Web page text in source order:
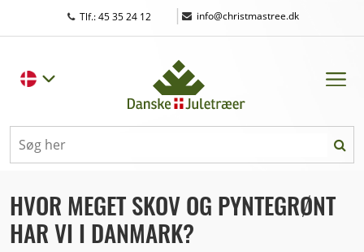
Tlf.: 45 35 24 12 | info@christmastree.dk
HVOR MEGET SKOV OG PYNTEGRØNT
HAR VI I DANMARK?